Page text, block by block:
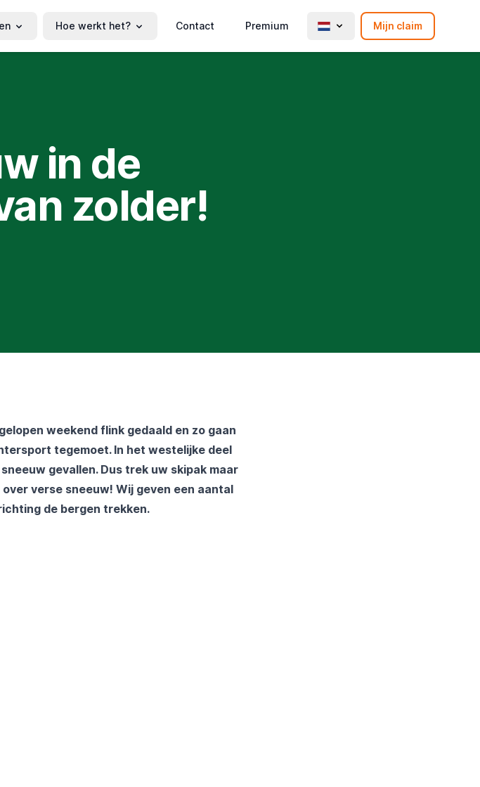
Hoe werkt het? Contact Premium Mijn claim
in de
zolder!
weekend flink gedaald en zo gaan
tegemoet. In het westelijke deel
gevallen. Dus trek uw skipak maar
verse sneeuw! Wij geven een aantal
de bergen trekken.